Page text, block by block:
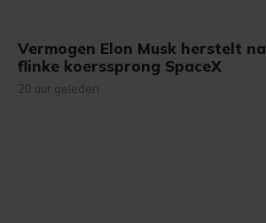
Vermogen Elon Musk herstelt na
flinke koerssprong SpaceX
20 uur geleden